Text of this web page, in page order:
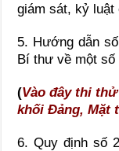
giám sát, kỷ luật
5. Hướng dẫn
Bí thư về một số
(Vào đây thi
khối Đảng, Mặt
6. Quy định số